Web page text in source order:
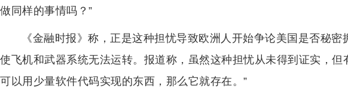
做同样的事情吗？”
《金融时报》称，正是这种担忧导致欧洲人开始争论美国是否秘密
使飞机和武器系统无法运转。报道称，虽然这种担忧从未得到证实，但
可以用少量软件代码实现的东西，那么它就存在。”